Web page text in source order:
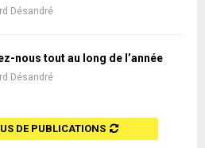
Désandré
nous tout au long de l’année
Désandré
DE PUBLICATIONS